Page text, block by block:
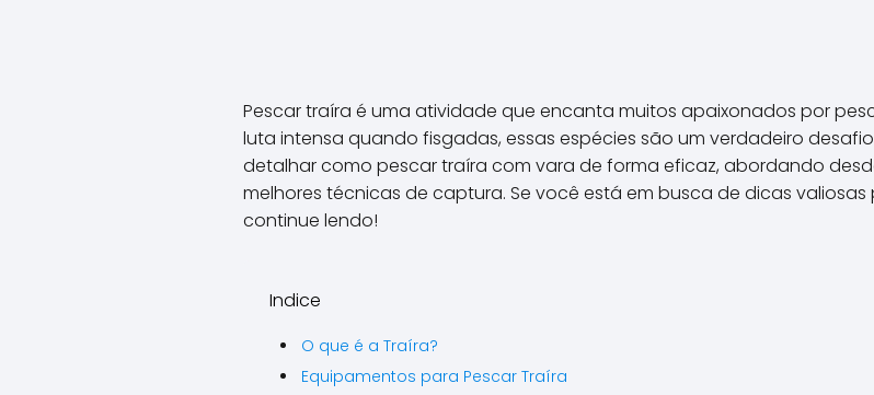
Pescar traíra é uma atividade que encanta muitos apaixonados por
luta intensa quando fisgadas, essas espécies são um verdadeiro
detalhar como pescar traíra com vara de forma eficaz, abordando
melhores técnicas de captura. Se você está em busca de dicas
continue lendo!
Indice
O que é a Traíra?
Equipamentos para Pescar Traíra